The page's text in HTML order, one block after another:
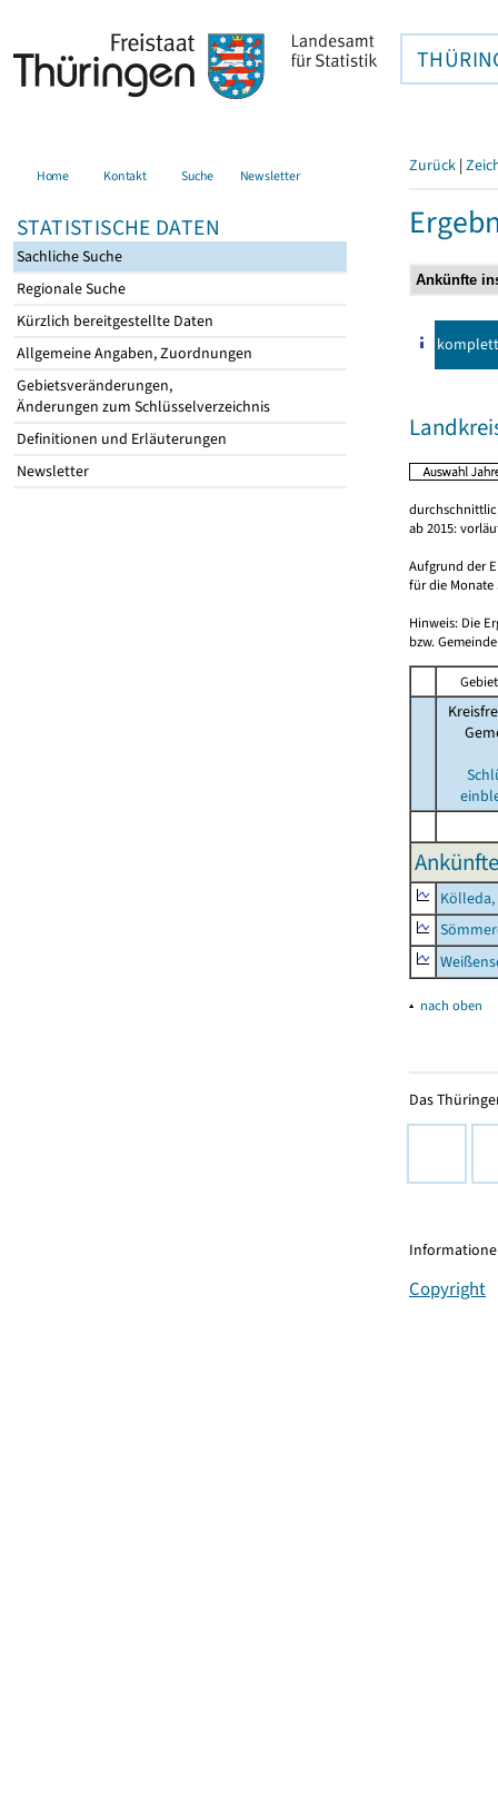
Home Kontakt Suche Newsletter
STATISTISCHE DATEN
Sachliche Suche
Regionale Suche
Kürzlich bereitgestellte Daten
Allgemeine Angaben, Zuordnungen
Gebietsveränderungen,
Änderungen zum Schlüsselverzeichnis
Definitionen und Erläuterungen
Newsletter
Zurück |
komplett
ab 2015:
Aufgrund der
für die Monate
Hinweis: Die
bzw.
▴ nach oben
Das
Copyright